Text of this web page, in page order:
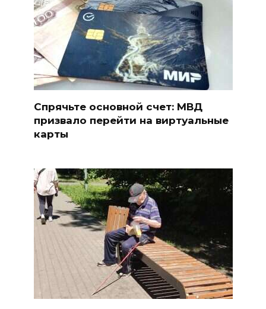
Спрячьте основной счет: МВД
призвало перейти на виртуальные
карты